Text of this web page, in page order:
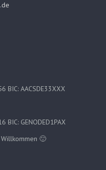
BIC: AACSDE33XXX
GENODED1PAX
🙂